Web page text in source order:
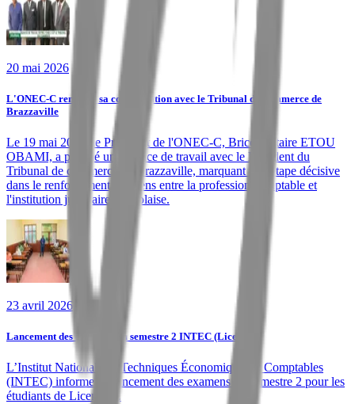
20 mai 2026
L'ONEC-C renforce sa collaboration avec le Tribunal de commerce de
Brazzaville
Le 19 mai 2026, le Président de l'ONEC-C, Brice Voltaire ETOU
OBAMI, a présidé une séance de travail avec le Président du
Tribunal de commerce de Brazzaville, marquant une étape décisive
dans le renforcement des liens entre la profession comptable et
l'institution judiciaire congolaise.
23 avril 2026
Lancement des examens du semestre 2 INTEC (Licence 3)
L’Institut National des Techniques Économiques et Comptables
(INTEC) informe du lancement des examens du semestre 2 pour les
étudiants de Licence 3.